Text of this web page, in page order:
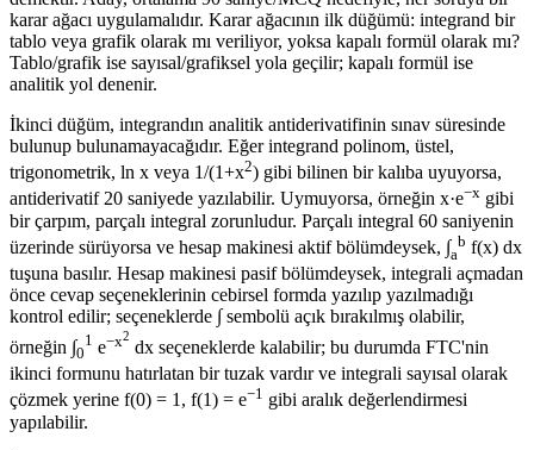
karar ağacı uygulamalıdır. Karar ağacının ilk düğümü: integrand bir
tablo veya grafik olarak mı veriliyor, yoksa kapalı formül olarak mı?
Tablo/grafik ise sayısal/grafiksel yola geçilir; kapalı formül ise
analitik yol denenir.
İkinci düğüm, integrandın analitik antiderivatifinin sınav süresinde
bulunup bulunamayacağıdır. Eğer integrand polinom, üstel,
trigonometrik, ln x veya 1/(1+x2) gibi bilinen bir kalıba uyuyorsa,
antiderivatif 20 saniyede yazılabilir. Uymuyorsa, örneğin x·e−x gibi
bir çarpım, parçalı integral zorunludur. Parçalı integral 60 saniyenin
üzerinde sürüyorsa ve hesap makinesi aktif bölümdeysek, ∫a
b f(x) dx
tuşuna basılır. Hesap makinesi pasif bölümdeysek, integrali açmadan
önce cevap seçeneklerinin cebirsel formda yazılıp yazılmadığı
kontrol edilir; seçeneklerde ∫ sembolü açık bırakılmış olabilir,
örneğin ∫0
1 e−x2
dx seçeneklerde kalabilir; bu durumda FTC'nin
ikinci formunu hatırlatan bir tuzak vardır ve integrali sayısal olarak
çözmek yerine f(0) = 1, f(1) = e−1 gibi aralık değerlendirmesi
yapılabilir.